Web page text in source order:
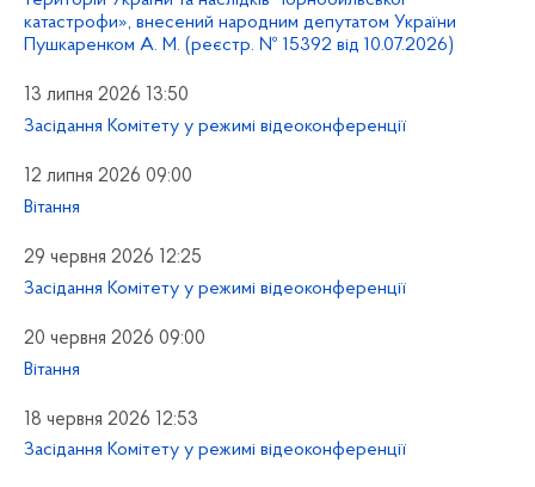
катастрофи», внесений народним депутатом України
Пушкаренком А. М. (реєстр. № 15392 від 10.07.2026)
13 липня 2026 13:50
Засідання Комітету у режимі відеоконференції
12 липня 2026 09:00
Вітання
29 червня 2026 12:25
Засідання Комітету у режимі відеоконференції
20 червня 2026 09:00
Вітання
18 червня 2026 12:53
Засідання Комітету у режимі відеоконференції